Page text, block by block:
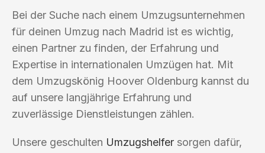
Bei der Suche nach einem Umzugsunternehmen
für deinen Umzug nach Madrid ist es wichtig,
einen Partner zu finden, der Erfahrung und
Expertise in internationalen Umzügen hat. Mit
dem Umzugskönig Hoover Oldenburg kannst du
auf unsere langjährige Erfahrung und
zuverlässige Dienstleistungen zählen.
Unsere geschulten Umzugshelfer sorgen dafür,